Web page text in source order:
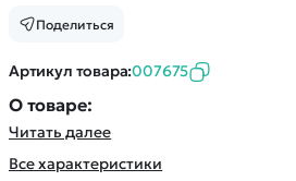
Поделиться
Артикул товара:007675
О товаре:
Читать далее
Все характеристики
Каталог
Квадрокоптеры
Машинки
Танки
Вертолеты
Информация
Оптовые продажи
Блог
Покупателю